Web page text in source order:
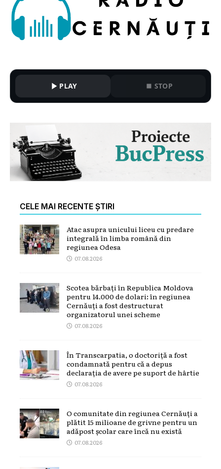
PLAY STOP
CELE MAI RECENTE ȘTIRI
Atac asupra unicului liceu cu predare
integrală în limba română din
regiunea Odesa
07.08.2026
Scotea bărbați în Republica Moldova
pentru 14.000 de dolari: în regiunea
Cernăuți a fost destructurat
organizatorul unei scheme
07.08.2026
În Transcarpatia, o doctoriță a fost
condamnată pentru că a depus
declarația de avere pe suport de hârtie
07.08.2026
O comunitate din regiunea Cernăuți a
plătit 15 milioane de grivne pentru un
adăpost școlar care încă nu există
07.08.2026